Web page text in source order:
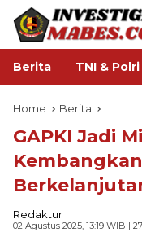
Berita TNI & Polri
Home Berita
GAPKI Jadi
Redaktur
02 Agustus 2025, 13:19 WIB |